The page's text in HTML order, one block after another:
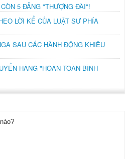
5 ĐẢNG "THƯỢNG ĐÀI"!
LỜI KỂ CỦA LUẬT SƯ PHÍA
SAU CÁC HÀNH ĐỘNG KHIÊU
HÀNG "HOÀN TOÀN BÌNH